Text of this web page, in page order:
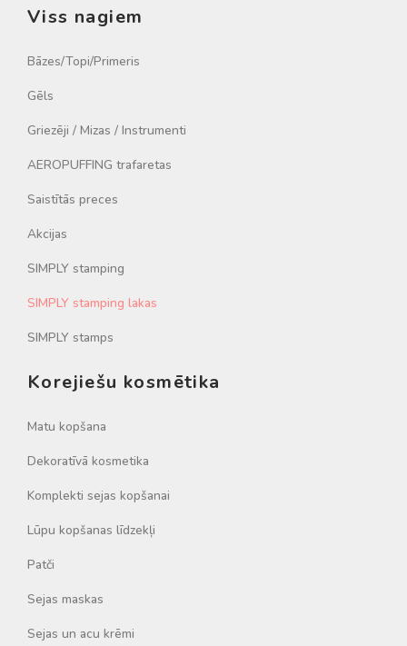
Viss nagiem
Bāzes/Topi/Primeris
Gēls
Griezēji / Mizas / Instrumenti
AEROPUFFING trafaretas
Saistītās preces
Akcijas
SIMPLY stamping
SIMPLY stamping lakas
SIMPLY stamps
Korejiešu kosmētika
Matu kopšana
Dekoratīvā kosmetika
Komplekti sejas kopšanai
Lūpu kopšanas līdzekļi
Patči
Sejas maskas
Sejas un acu krēmi